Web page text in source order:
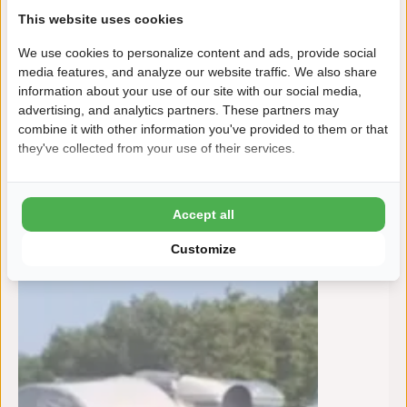
Van:
This website uses cookies
We use cookies to personalize content and ads, provide social
media features, and analyze our website traffic. We also share
information about your use of our site with our social media,
advertising, and analytics partners. These partners may
combine it with other information you've provided to them or that
they've collected from your use of their services.
Customize
Accept all